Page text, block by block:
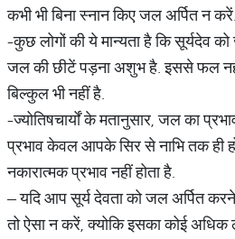
कभी भी बिना स्नान किए जल अर्पित न
-कुछ लोगों की ये मान्यता है कि सूर्यदेव
जल की छीटें पड़ना अशुभ है. इससे फल
बिल्कुल भी नहीं है.
-ज्योतिषचार्यों के मतानुसार, जल का
प्रभाव केवल आपके सिर से नाभि तक ही
नकारात्मक प्रभाव नहीं होता है.
– यदि आप सूर्य देवता को जल अर्पित
तो ऐसा न करें, क्योकि इसका कोई अधिक